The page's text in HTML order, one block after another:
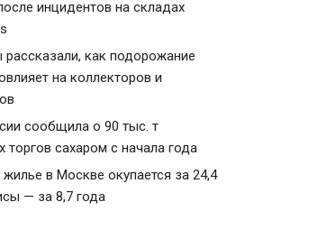
инцидентов на складах
рассказали, как подорожание
на коллекторов и
сообщила о 90 тыс. т
торгов сахаром с начала года
жилье в Москве окупается за 24,4
— за 8,7 года